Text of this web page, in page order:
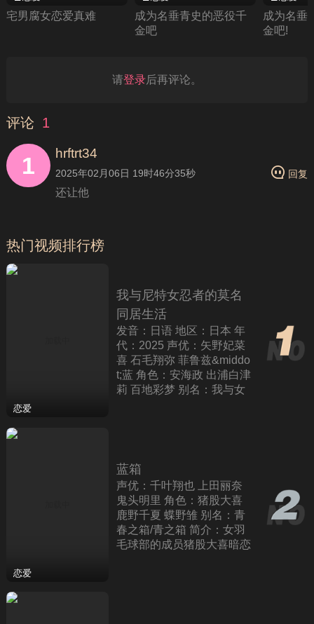
宅男腐女恋爱真难
成为名垂青史的恶役千
金吧
成为名垂
金吧!
请登录后再评论。
评论 1
1 hrftrt34
2025年02月06日 19时46分35秒 回复
还让他
热门视频排行榜
恋爱
我与尼特女忍者的莫名
同居生活
发音：日语 地区：日本 年
代：2025 声优：矢野妃菜
喜 石毛翔弥 菲鲁兹&middo
t;蓝 角色：安海政 出浦白津
莉 百地彩梦 别名：我与女
恋爱
蓝箱
声优：千叶翔也 上田丽奈
鬼头明里 角色：猪股大喜
鹿野千夏 蝶野雏 别名：青
春之箱/青之箱 简介：女羽
毛球部的成员猪股大喜暗恋